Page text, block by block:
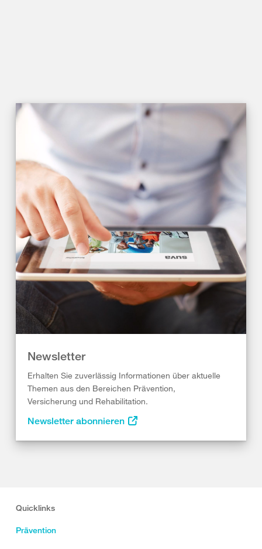
Newsletter
Erhalten Sie zuverlässig Informationen über aktuelle
Themen aus den Bereichen Prävention,
Versicherung und Rehabilitation.
Newsletter abonnieren
Quicklinks
Prävention